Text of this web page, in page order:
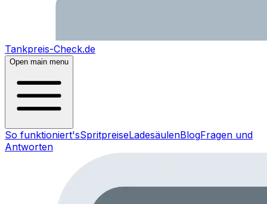
Tankpreis-Check.de
Open main menu
So funktioniert'sSpritpreiseLadesäulenBlogFragen und
Antworten